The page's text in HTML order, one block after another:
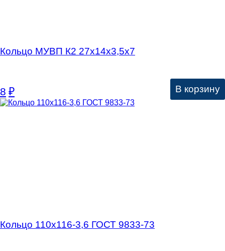
Кольцо МУВП К2 27х14х3,5х7
8 ₽ В корзину
Кольцо 110х116-3,6 ГОСТ 9833-73